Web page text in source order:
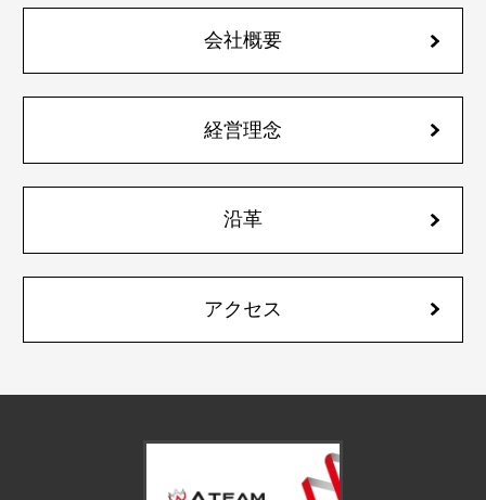
会社概要
経営理念
沿革
アクセス